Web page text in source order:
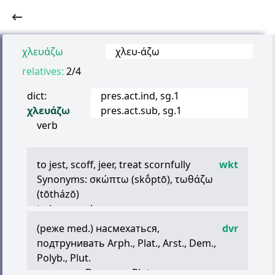
χλευάζω χλευ-άζω
relatives: 2/4
dict:
χλευάζω
verb
pres.act.ind, sg.1
pres.act.sub, sg.1
wkt
to jest, scoff, jeer, treat scornfully
Synonyms: σκώπτω (skṓptō), τωθαζω
(tōtházō)
to jeer, mock
to deride, scoff, mock, laugh at
dvr
(реже med.) насмехаться,
подтрунивать Arph., Plat., Arst., Dem.,
Polyb., Plut.